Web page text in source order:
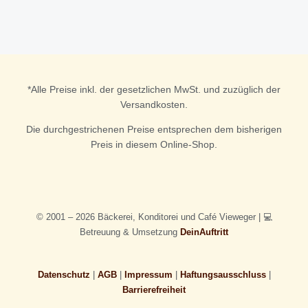
*Alle Preise inkl. der gesetzlichen MwSt. und zuzüglich der
Versandkosten.
Die durchgestrichenen Preise entsprechen dem bisherigen
Preis in diesem Online-Shop.
© 2001 – 2026 Bäckerei, Konditorei und Café Vieweger | 💻
Betreuung & Umsetzung DeinAuftritt
Datenschutz | AGB| Impressum | Haftungsausschluss|
Barrierefreiheit